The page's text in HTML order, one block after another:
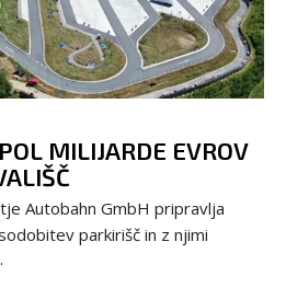
MILIJARDE EVROV
Autobahn GmbH pripravlja
parkirišč in z njimi